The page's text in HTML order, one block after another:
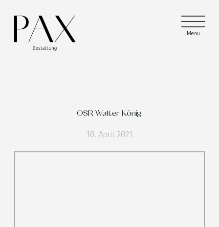
Menu
Menu
Menu
OSR Walter König
10. April 2021